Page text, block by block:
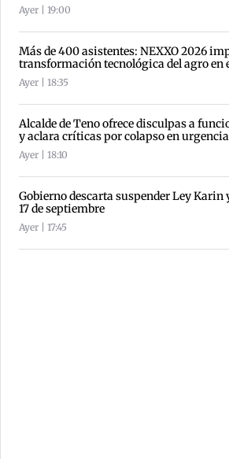
Ayer | 19:00
Más de 400 asistentes: NEXXO 2026
transformación tecnológica del agro en
Ayer | 18:35
Alcalde de Teno ofrece disculpas a
y aclara críticas por colapso en
Ayer | 18:10
Gobierno descarta suspender Ley Karin
17 de septiembre
Ayer | 17:45